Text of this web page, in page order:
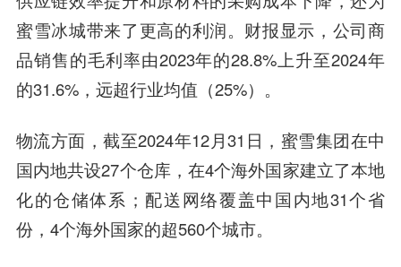
蜜雪冰城带来了更高的利润。财报显示，公司商
品销售的毛利率由2023年的28.8%上升至2024年
的31.6%，远超行业均值（25%）。
物流方面，截至2024年12月31日，蜜雪集团在中
国内地共设27个仓库，在4个海外国家建立了本地
化的仓储体系；配送网络覆盖中国内地31个省
份，4个海外国家的超560个城市。